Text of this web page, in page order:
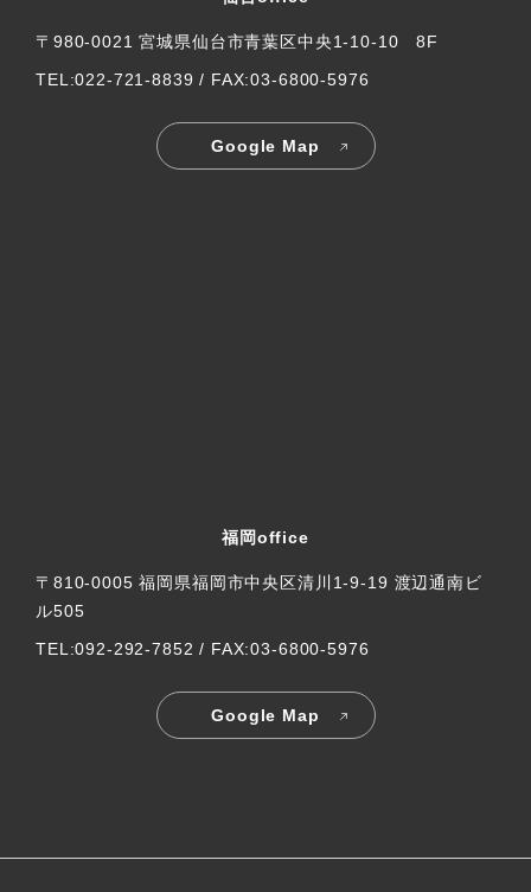
〒980-0021 宮城県仙台市青葉区中央1-10-10 8F
TEL:022-721-8839 / FAX:03-6800-5976
Google Map
福岡office
〒810-0005 福岡県福岡市中央区清川1-9-19 渡辺通南ビ
ル505
TEL:092-292-7852 / FAX:03-6800-5976
Google Map